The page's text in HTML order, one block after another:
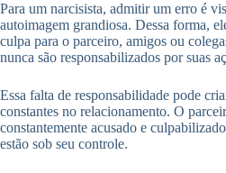
Para um narcisista, admitir um erro é
autoimagem grandiosa. Dessa forma,
culpa para o parceiro, amigos ou
nunca são responsabilizados por suas
Essa falta de responsabilidade pode
constantes no relacionamento. O
constantemente acusado e
estão sob seu controle.